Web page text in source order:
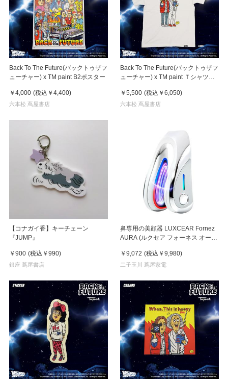
Back To The Future(バックトゥザフ
ューチャー) x TM paint B2ポスター
￥4,000 (税込 ￥4,400)
六本松 蔦屋書店
Back To The Future(バックトゥザフ
ューチャー) x TM paint Ｔシャツ
￥5,500 (税込 ￥6,050)
六本松 蔦屋書店
【コナガイ香】キーチェーン
『JUMP』
￥900 (税込 ￥990)
銀座 蔦屋書店
鼻専用の美顔器 LUXCEAR Fornez
AURA (ルクセア フォーネス オー
￥9,072 (税込 ￥9,980)
二子玉川 蔦屋家電